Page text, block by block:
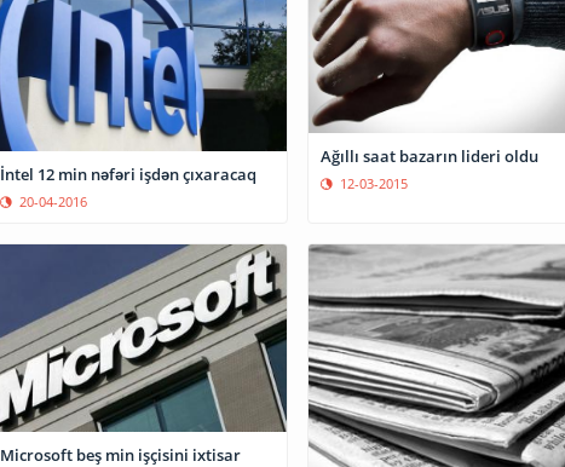
İntel 12 min nəfəri işdən çıxaracaq
20-04-2016
Ağıllı saat bazarın lideri oldu
12-03-2015
Microsoft beş min işçisini ixtisar